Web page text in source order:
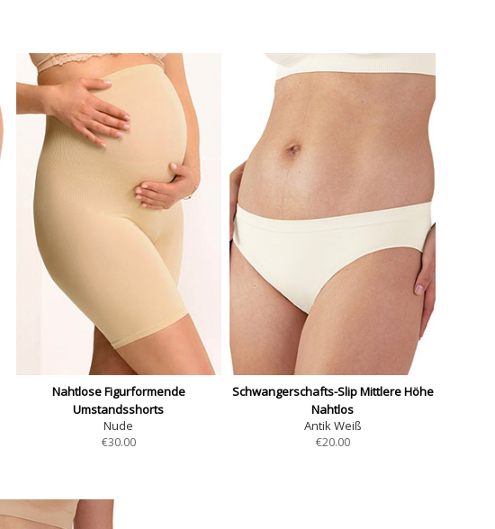
Nahtlose Figurformende
Umstandsshorts
Nude
€30.00
Schwangerschafts-Slip Mittlere Höhe
Nahtlos
Antik Weiß
€20.00